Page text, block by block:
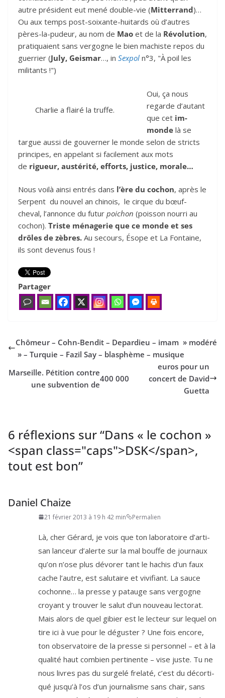
autre président eut mené double-vie (Mitterrand)…
Ou aux temps post-soixante-huitards où d’autres
pères-la-pudeur, au nom de Mao et de la Révolution,
pratiquaient sans vergogne le bien machiste repos du
guerrier (July, Geismar…, in Sexpol n°3, "À poil les
militants !")
Charlie a flairé la truffe.
Oui, ça nous
regarde d’autant
que cet im-
monde là se
targue aussi de gouverner le monde selon de stricts
principes, en appelant si facilement aux mots
de rigueur, austérité, efforts, justice, morale…
Nous voilà ainsi entrés dans l’ère du cochon, après le
Serpent du nouvel an chinois, le cirque du bœuf-
cheval, l’annonce du futur poichon (poisson nourri au
cochon). Triste ménagerie que ce monde et ses
drôles de zèbres. Au secours, Ésope et La Fontaine,
ils sont devenus fous !
Partager
Chômeur – Cohn-Bendit – Depardieu – imam » modéré
» – Turquie – Fazil Say – blasphème – musique
Marseille. Pétition contre
une subvention de
400 000
euros pour un
concert de David
Guetta
6 réflexions sur “Dans « le cochon »
<span class="caps">DSK</span>,
tout est bon”
Daniel Chaize
21 février 2013 à 19 h 42 min Permalien
Là, cher Gérard, je vois que ton labo­ra­toire d’ar­ti­
san lan­ceur d’a­lerte sur la mal bouffe de jour­naux
qu’on n’ose plus dévo­rer tant le hachis d’un faux
cache l’autre, est salu­taire et vivi­fiant. La sauce
cochonne… la presse y patauge sans ver­gogne
croyant y trou­ver le salut d’un nou­veau lec­to­rat.
Mais alors de quel gibier est le lec­teur sur lequel on
tire ici à vue pour le dégus­ter ? Une fois encore,
ton obser­va­toire de la presse si per­son­nel – et à la
qua­li­té haut com­bien per­ti­nente – vise juste. Tu ne
nous livres pas du sur­ge­lé fre­la­té, c’est du décor­ti­
qué jus­qu’à l’os d’un jour­na­lisme sans chair, sans